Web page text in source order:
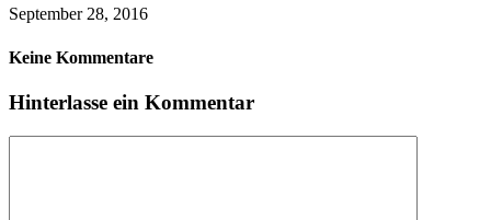
September 28, 2016
Keine Kommentare
Hinterlasse ein Kommentar